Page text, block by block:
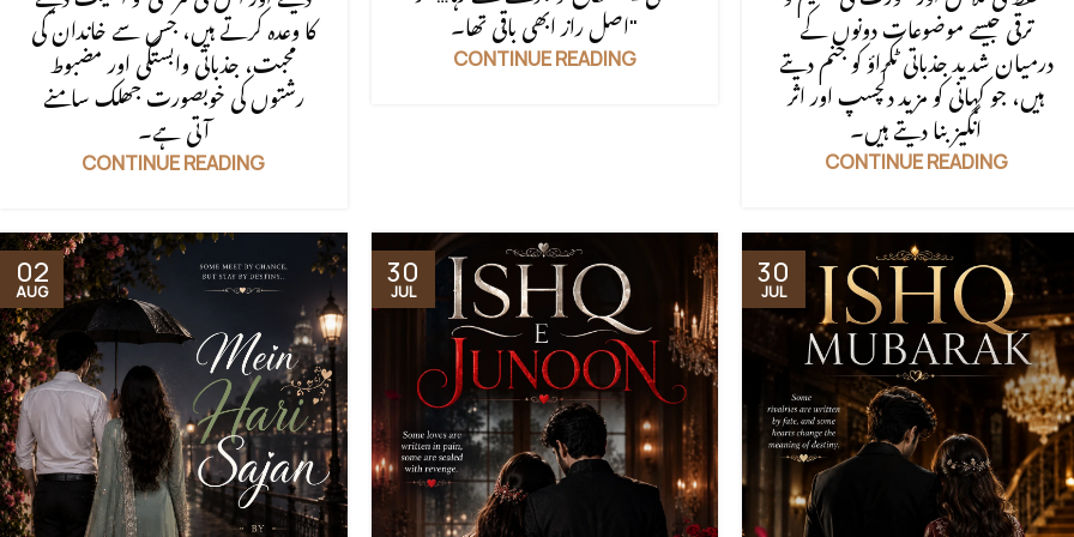
کا وعدہ کرتے ہیں، جس سے خاندان کی
محبت، جذباتی وابستگی اور مضبوط
رشتوں کی خوبصورت جھلک سامنے
آتی ہے۔
CONTINUE READING
اصل راز ابھی باقی تھا۔"
CONTINUE READING
ترقی جیسے موضوعات دونوں کے
درمیان شدید جذباتی ٹکراؤ کو جنم دیتے
ہیں، جو کہانی کو مزید دلچسپ اور اثر
انگیز بنا دیتے ہیں۔
CONTINUE READING
02
AUG
30
JUL
30
JUL